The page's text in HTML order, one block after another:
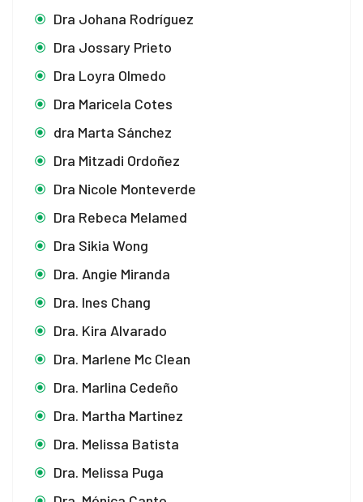
Dra Johana Rodríguez
Dra Jossary Prieto
Dra Loyra Olmedo
Dra Maricela Cotes
dra Marta Sánchez
Dra Mitzadi Ordoñez
Dra Nicole Monteverde
Dra Rebeca Melamed
Dra Sikia Wong
Dra. Angie Miranda
Dra. Ines Chang
Dra. Kira Alvarado
Dra. Marlene Mc Clean
Dra. Marlina Cedeño
Dra. Martha Martinez
Dra. Melissa Batista
Dra. Melissa Puga